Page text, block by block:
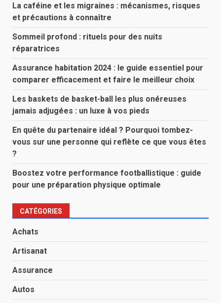
La caféine et les migraines : mécanismes, risques
et précautions à connaître
Sommeil profond : rituels pour des nuits
réparatrices
Assurance habitation 2024 : le guide essentiel pour
comparer efficacement et faire le meilleur choix
Les baskets de basket-ball les plus onéreuses
jamais adjugées : un luxe à vos pieds
En quête du partenaire idéal ? Pourquoi tombez-
vous sur une personne qui reflète ce que vous êtes
?
Boostez votre performance footballistique : guide
pour une préparation physique optimale
CATÉGORIES
Achats
Artisanat
Assurance
Autos